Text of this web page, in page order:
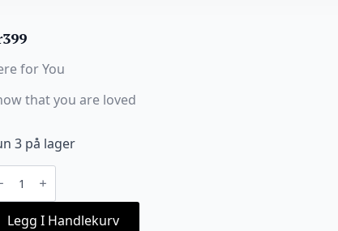
399
for You
that you are loved
3 på lager
Legg I Handlekurv